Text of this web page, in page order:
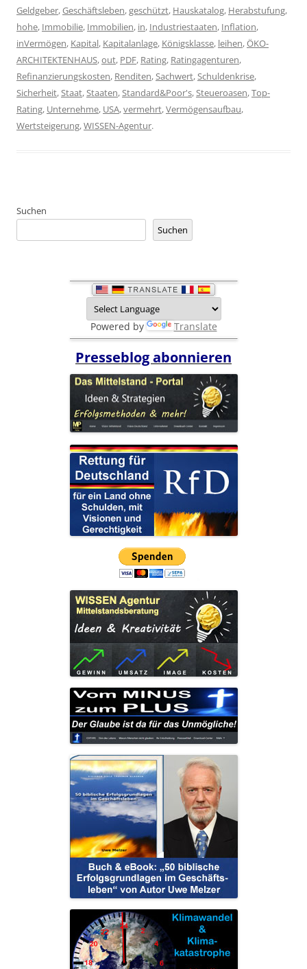
Geldgeber,Geschäftsleben,geschützt, Hauskatalog, Herabstufung,
hohe, Immobilie, Immobilien, in, Industriestaaten, Inflation,
inVermögen, Kapital, Kapitalanlage, Königsklasse, leihen,ÖKO-
ARCHITEKTENHAUS,out, PDF, Rating, Ratingagenturen,
Refinanzierungskosten, Renditen,Sachwert,Schuldenkrise,
Sicherheit,Staat,Staaten,Standard&Poor's,Steueroasen,Top-
Rating, Unternehme, USA,vermehrt,Vermögensaufbau,
Wertsteigerung,WISSEN-Agentur.
Suchen
Suchen
Powered by Translate
Presseblog abonnieren